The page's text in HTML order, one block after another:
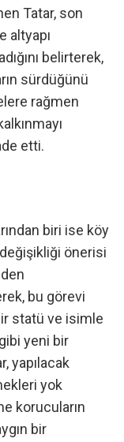
Tatar, son
altyapı
belirterek,
sürdüğünü
rağmen
etti.
biri ise köy
önerisi
bu görevi
statü ve isimle
yeni bir
yapılacak
yok
korucuların
bir